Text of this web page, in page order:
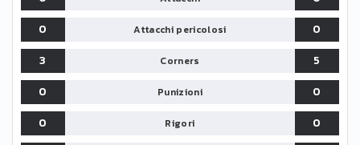
0
Attacchi pericolosi
0
3
Corners
5
0
Punizioni
0
0
Rigori 0